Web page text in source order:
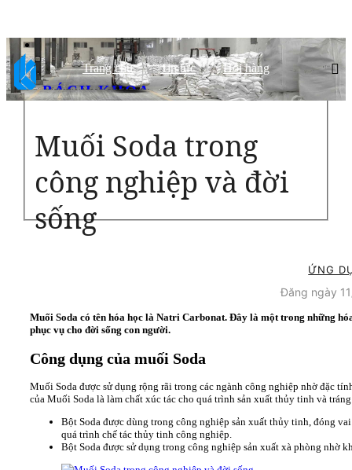
BÁCH KHOA
CHẤT LƯỢNG HÀNG ĐẦU, ĐỐI TÁC TIN CẬY
Trang chủ Tin tức Hỏi hàng
Muối Soda trong
công nghiệp và đời
sống
ỨNG
Đăng ngày
Muối Soda có tên hóa học là Natri Carbonat. Đây là một trong những
phục vụ cho đời sống con người.
Công dụng của muối Soda
Muối Soda được sử dụng rộng rãi trong các ngành công nghiệp nhờ đặc
của Muối Soda là làm chất xúc tác cho quá trình sản xuất thủy tinh và
Bột Soda được dùng trong công nghiệp sản xuất thủy tinh, đóng
quá trình chế tác thủy tinh công nghiệp.
Bột Soda được sử dụng trong công nghiệp sản xuất xà phòng nhờ